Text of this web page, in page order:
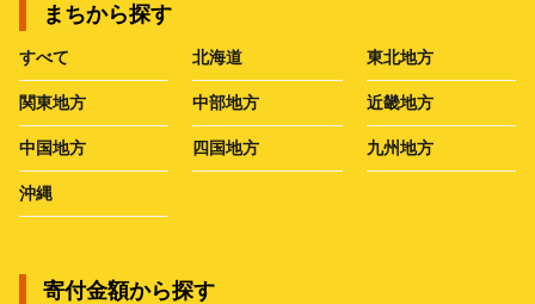
まちから探す
すべて 北海道 東北地方
関東地方 中部地方 近畿地方
中国地方 四国地方 九州地方
沖縄
寄付金額から探す